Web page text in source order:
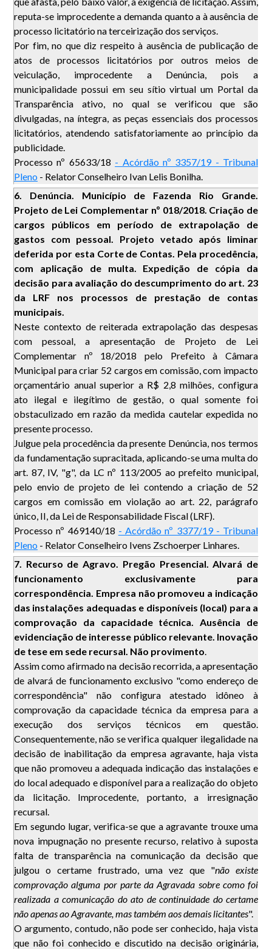
reputa-se improcedente a demanda quanto a à ausência de
processo licitatório na terceirização dos serviços.
Por fim, no que diz respeito à ausência de publicação de
atos de processos licitatórios por outros meios de
veiculação, improcedente a Denúncia, pois a
municipalidade possui em seu sítio virtual um Portal da
Transparência ativo, no qual se verificou que são
divulgadas, na íntegra, as peças essenciais dos processos
licitatórios, atendendo satisfatoriamente ao princípio da
publicidade.
Processo nº 65633/18 - Acórdão nº 3357/19 - Tribunal
Pleno - Relator Conselheiro Ivan Lelis Bonilha.
6. Denúncia. Município de Fazenda Rio Grande.
Projeto de Lei Complementar nº 018/2018. Criação de
cargos públicos em período de extrapolação de
gastos com pessoal. Projeto vetado após liminar
deferida por esta Corte de Contas. Pela procedência,
com aplicação de multa. Expedição de cópia da
decisão para avaliação do descumprimento do art. 23
da LRF nos processos de prestação de contas
municipais.
Neste contexto de reiterada extrapolação das despesas
com pessoal, a apresentação de Projeto de Lei
Complementar nº 18/2018 pelo Prefeito à Câmara
Municipal para criar 52 cargos em comissão, com impacto
orçamentário anual superior a R$ 2,8 milhões, configura
ato ilegal e ilegítimo de gestão, o qual somente foi
obstaculizado em razão da medida cautelar expedida no
presente processo.
Julgue pela procedência da presente Denúncia, nos termos
da fundamentação supracitada, aplicando-se uma multa do
art. 87, IV, "g", da LC nº 113/2005 ao prefeito municipal,
pelo envio de projeto de lei contendo a criação de 52
cargos em comissão em violação ao art. 22, parágrafo
único, II, da Lei de Responsabilidade Fiscal (LRF).
Processo nº 469140/18 - Acórdão nº 3377/19 - Tribunal
Pleno - Relator Conselheiro Ivens Zschoerper Linhares.
7. Recurso de Agravo. Pregão Presencial. Alvará de
funcionamento exclusivamente para
correspondência. Empresa não promoveu a indicação
das instalações adequadas e disponíveis (local) para a
comprovação da capacidade técnica. Ausência de
evidenciação de interesse público relevante. Inovação
de tese em sede recursal. Não provimento.
Assim como afirmado na decisão recorrida, a apresentação
de alvará de funcionamento exclusivo "como endereço de
correspondência" não configura atestado idôneo à
comprovação da capacidade técnica da empresa para a
execução dos serviços técnicos em questão.
Consequentemente, não se verifica qualquer ilegalidade na
decisão de inabilitação da empresa agravante, haja vista
que não promoveu a adequada indicação das instalações e
do local adequado e disponível para a realização do objeto
da licitação. Improcedente, portanto, a irresignação
recursal.
Em segundo lugar, verifica-se que a agravante trouxe uma
nova impugnação no presente recurso, relativo à suposta
falta de transparência na comunicação da decisão que
julgou o certame frustrado, uma vez que "não existe
comprovação alguma por parte da Agravada sobre como foi
realizada a comunicação do ato de continuidade do certame
não apenas ao Agravante, mas também aos demais licitantes".
O argumento, contudo, não pode ser conhecido, haja vista
que não foi conhecido e discutido na decisão originária,